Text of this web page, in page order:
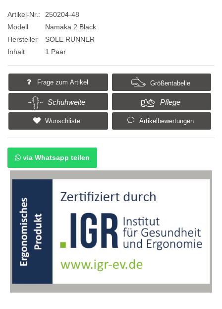
Artikel-Nr.:
250204-48
Modell
Namaka 2 Black
Hersteller
SOLE RUNNER
Inhalt
1 Paar
Frage zum Artikel Größentabelle
Schuhweite Pflege
Wunschliste Artikelbewertungen
via Whatsapp teilen